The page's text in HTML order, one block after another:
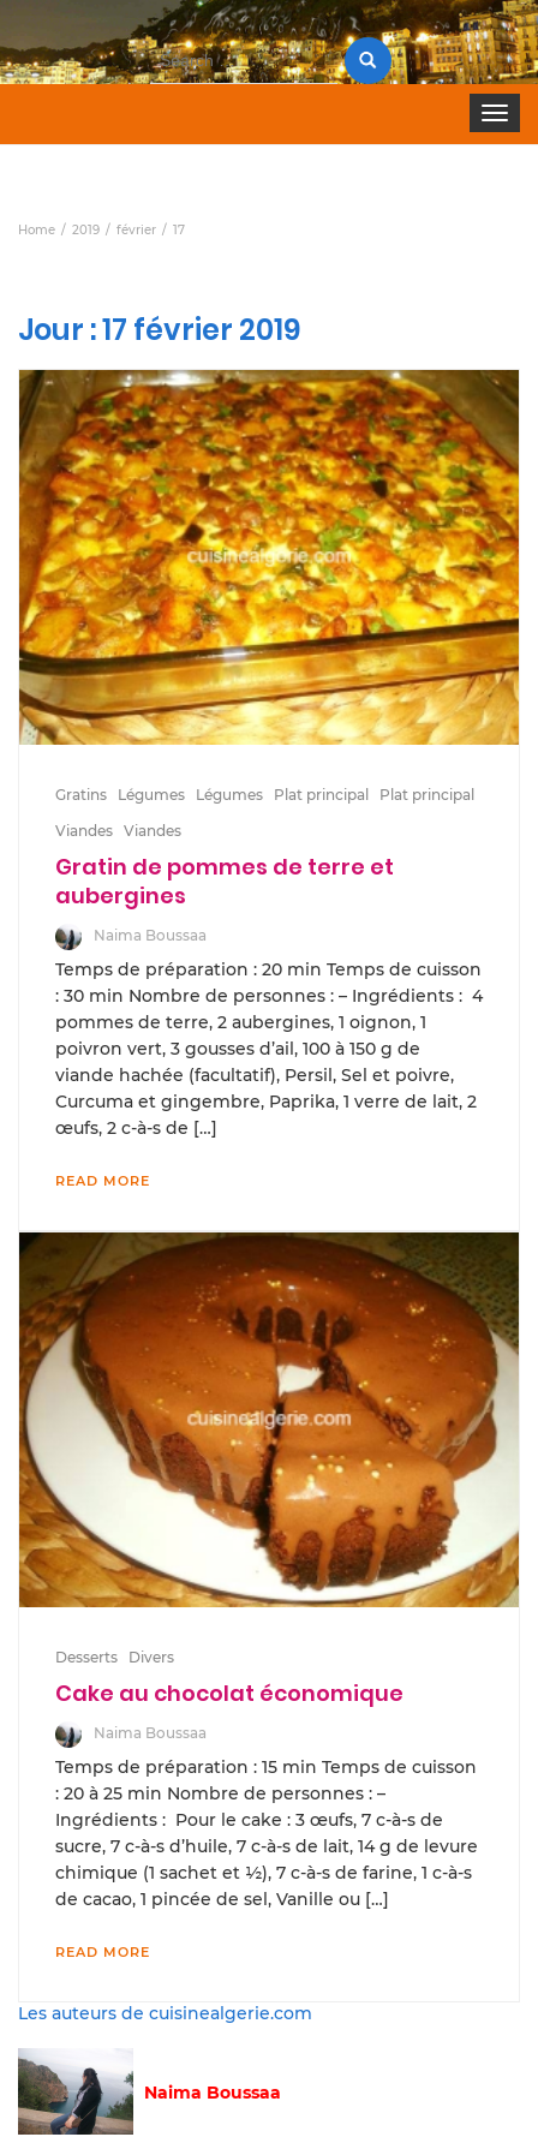
Search
for:
Toggle
Home 2019 février 17
Jour :17 février 2019
Gratins Légumes Légumes Plat principal
Plat principal
Viandes Viandes
Gratin de pommes de terre et
aubergines
Naima Boussaa
Temps de préparation : 20 min Temps de cuisson
: 30 min Nombre de personnes : – Ingrédients : 4
pommes de terre, 2 aubergines, 1 oignon, 1
poivron vert, 3 gousses d’ail, 100 à 150 g de
viande hachée (facultatif), Persil, Sel et poivre,
Curcuma et gingembre, Paprika, 1 verre de lait, 2
œufs, 2 c-à-s de […]
READ MORE
Desserts Divers
Cake au chocolat économique
Naima Boussaa
Temps de préparation : 15 min Temps de cuisson
: 20 à 25 min Nombre de personnes : –
Ingrédients : Pour le cake : 3 œufs, 7 c-à-s de
sucre, 7 c-à-s d’huile, 7 c-à-s de lait, 14 g de levure
chimique (1 sachet et ½), 7 c-à-s de farine, 1 c-à-s
de cacao, 1 pincée de sel, Vanille ou […]
READ MORE
Les auteurs de cuisinealgerie.com
Naima Boussaa